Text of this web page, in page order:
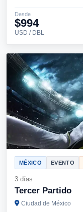
Desde
$994
USD / DBL
MÉXICO EVENTO
3 días
Tercer Partido
Ciudad de México